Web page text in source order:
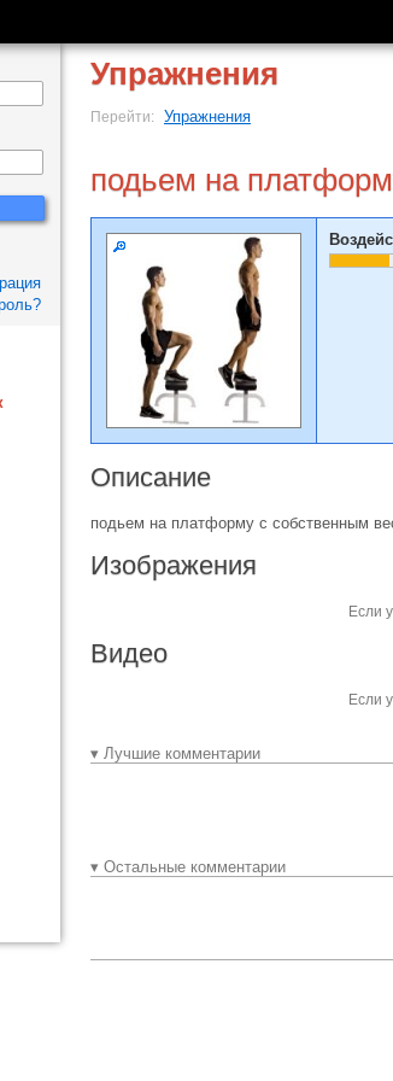
Упражнения
Перейти: Упражнения
подьем на
Описание
подьем на платформу с собственным
Изображения
Если
Видео
Если
▾ Лучшие комментарии
▾ Остальные комментарии